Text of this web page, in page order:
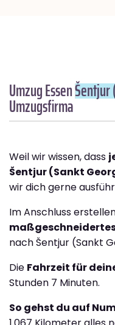
Umzug EssenŠentjur
Umzugsfirma
Weil wir wissen, dass
Šentjur (Sankt
wir dich gerne
Im Anschluss
nach Šentjur (Sankt
Die Fahrzeit für
Stunden 7 Minuten.
So gehst du auf